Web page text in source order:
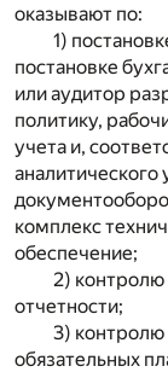
оказывают по:
1)
постановке
или аудитор
политику,
учета и,
аналитического
комплекс
обеспечение;
2) контролю
отчетности;
3) контролю
обязательных